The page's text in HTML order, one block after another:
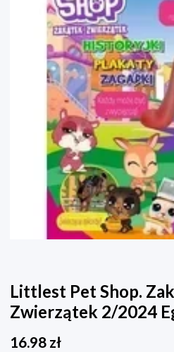
Littlest Pet Shop.
Zwierzątek 2/2024
16.98 zł